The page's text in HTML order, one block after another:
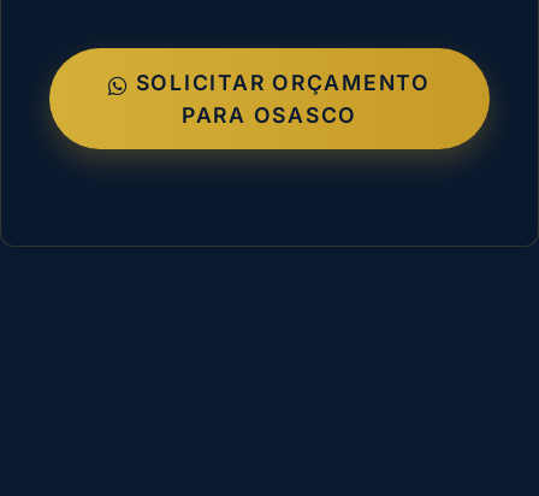
SOLICITAR ORÇAMENTO
PARA OSASCO